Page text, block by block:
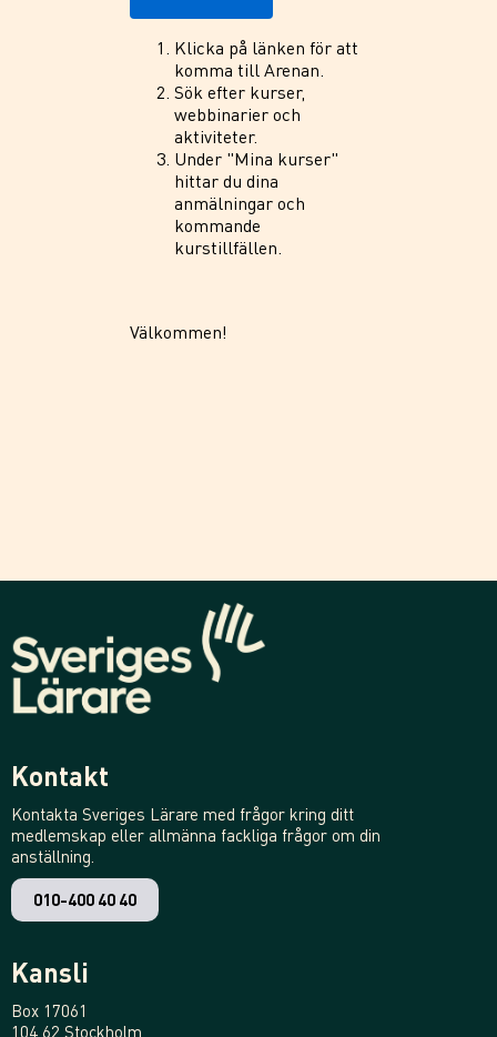
Klicka på länken för att
komma till Arenan.
Sök efter kurser,
webbinarier och
aktiviteter.
Under "Mina kurser"
hittar du dina
anmälningar och
kommande
kurstillfällen.
Välkommen!
Kontakt
Kontakta Sveriges Lärare med frågor kring ditt
medlemskap eller allmänna fackliga frågor om din
anställning.
010-400 40 40
Kansli
Box 17061
104 62 Stockholm